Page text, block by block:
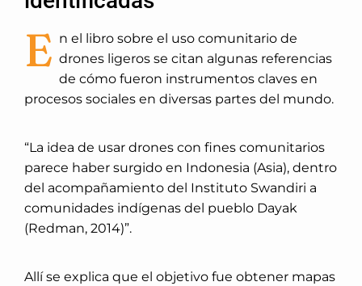
E n el libro sobre el uso comunitario de
drones ligeros se citan algunas referencias
de cómo fueron instrumentos claves en
procesos sociales en diversas partes del mundo.
“La idea de usar drones con fines comunitarios
parece haber surgido en Indonesia (Asia), dentro
del acompañamiento del Instituto Swandiri a
comunidades indígenas del pueblo Dayak
(Redman, 2014)”.
Allí se explica que el objetivo fue obtener mapas